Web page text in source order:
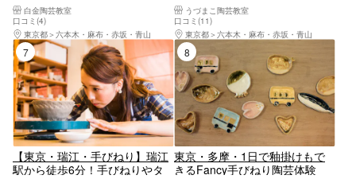
白金陶芸教室
口コミ(4)
東京都
六本木・麻布・赤坂・青山
うづまこ陶芸教室
口コミ(11)
東京都
六本木・麻布・赤坂・青山
7位
【東京・瑞江・手びねり】瑞江
駅から徒歩6分！手びねりやタ
東京・多摩・1日で釉掛けもで
きるFancy手びねり陶芸体験